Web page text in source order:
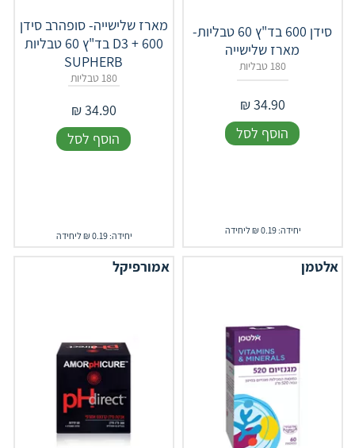
סידן 600 בד"ץ 60 טבליות-
מארז שלישייה
180 טבליות
34.90
₪
הוסף לסל
יחידה: 0.19 ₪ ליחידה
מארז שלישייה- סופהרב סידן
D3 + 600 בד"ץ 60 טבליות
SUPHERB
180 טבליות
34.90
₪
הוסף לסל
יחידה: 0.19 ₪ ליחידה
אלטמן אמורפיקל